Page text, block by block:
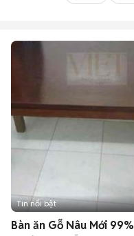
Tin nổi bật
Bàn ăn Gỗ Nâu Mới 99%